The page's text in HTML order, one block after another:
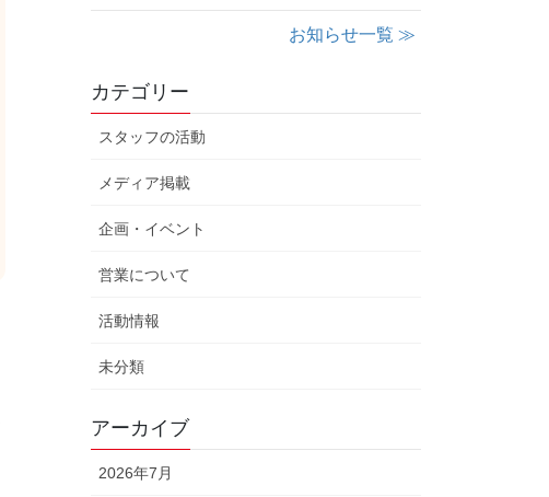
お知らせ一覧 ≫
カテゴリー
スタッフの活動
メディア掲載
企画・イベント
営業について
活動情報
未分類
アーカイブ
2026年7月